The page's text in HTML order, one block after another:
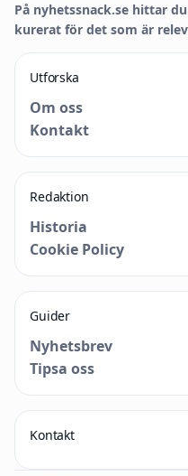
På nyhetssnack.se hittar
kurerat för det som är
Utforska
Om oss
Kontakt
Redaktion
Historia
Cookie Policy
Guider
Nyhetsbrev
Tipsa oss
Kontakt